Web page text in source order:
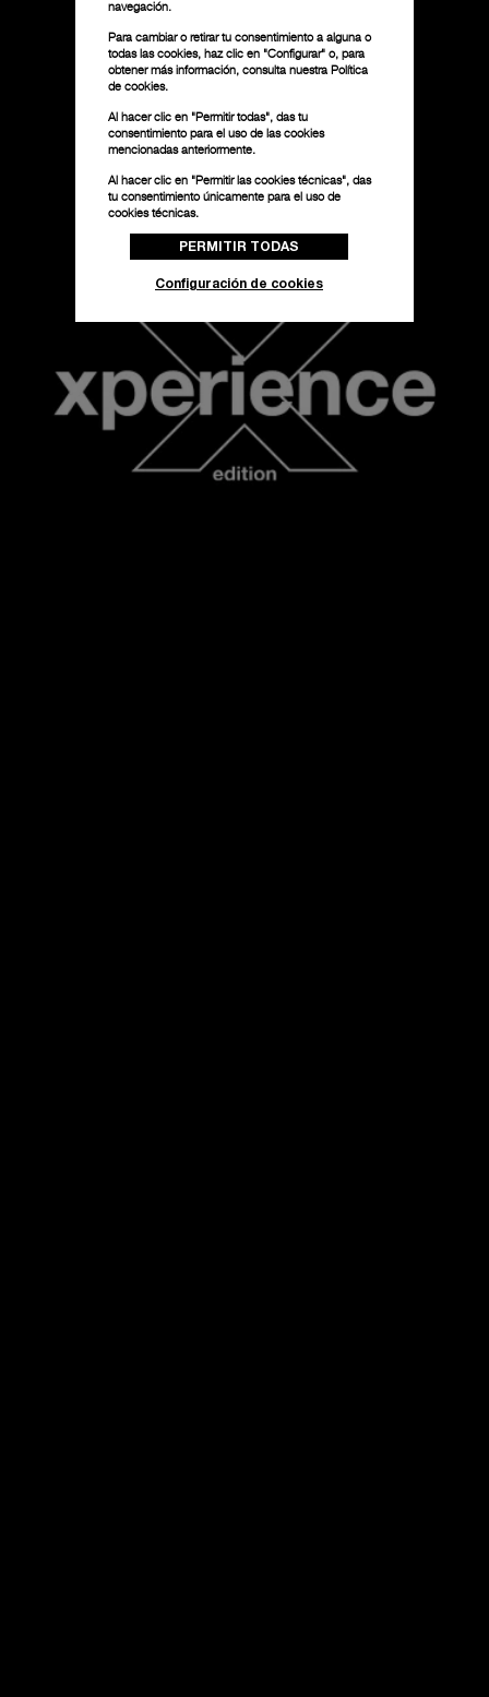
navegación.
Para cambiar o retirar tu consentimiento a alguna o
todas las cookies, haz clic en "Configurar" o, para
obtener más información, consulta nuestra Política
de cookies.
Al hacer clic en "Permitir todas", das tu
consentimiento para el uso de las cookies
mencionadas anteriormente.
Al hacer clic en "Permitir las cookies técnicas", das
tu consentimiento únicamente para el uso de
cookies técnicas.
PERMITIR TODAS
Configuración de cookies